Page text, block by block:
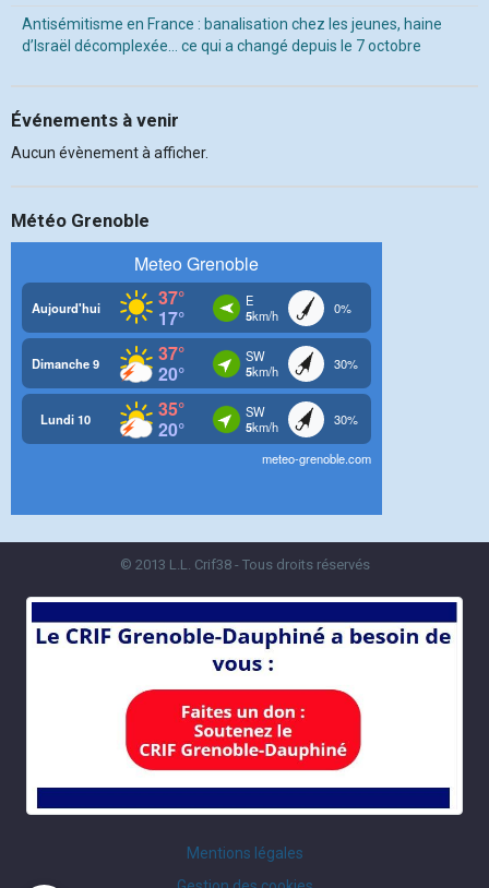
Antisémitisme en France : banalisation chez les jeunes, haine
d’Israël décomplexée… ce qui a changé depuis le 7 octobre
Événements à venir
Aucun évènement à afficher.
Météo Grenoble
© 2013 L.L. Crif38 - Tous droits réservés
Mentions légales